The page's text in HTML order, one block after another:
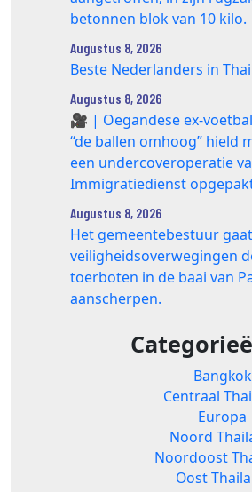
betonnen blok van 10 kilo.
Augustus 8, 2026
Beste Nederlanders in
Augustus 8, 2026
🎥 | Oegandese ex-
“de ballen omhoog” hield
een undercoveroperatie
Immigratiedienst
Augustus 8, 2026
Het gemeentebestuur
veiligheidsoverwegingen
toerboten in de baai van
aanscherpen.
Bangkok
Centraal
Europa
Noord
Noordoost
Oost